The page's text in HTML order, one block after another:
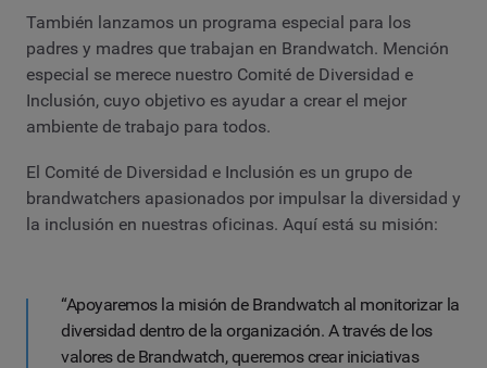
También lanzamos un programa especial para los
padres y madres que trabajan en Brandwatch. Mención
especial se merece nuestro Comité de Diversidad e
Inclusión, cuyo objetivo es ayudar a crear el mejor
ambiente de trabajo para todos.
El Comité de Diversidad e Inclusión es un grupo de
brandwatchers apasionados por impulsar la diversidad y
la inclusión en nuestras oficinas. Aquí está su misión:
“Apoyaremos la misión de Brandwatch al monitorizar la
diversidad dentro de la organización. A través de los
valores de Brandwatch, queremos crear iniciativas